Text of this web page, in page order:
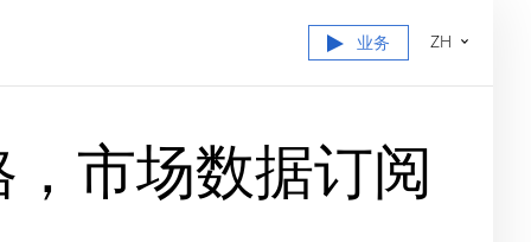
业务 ZH
市场数据订阅